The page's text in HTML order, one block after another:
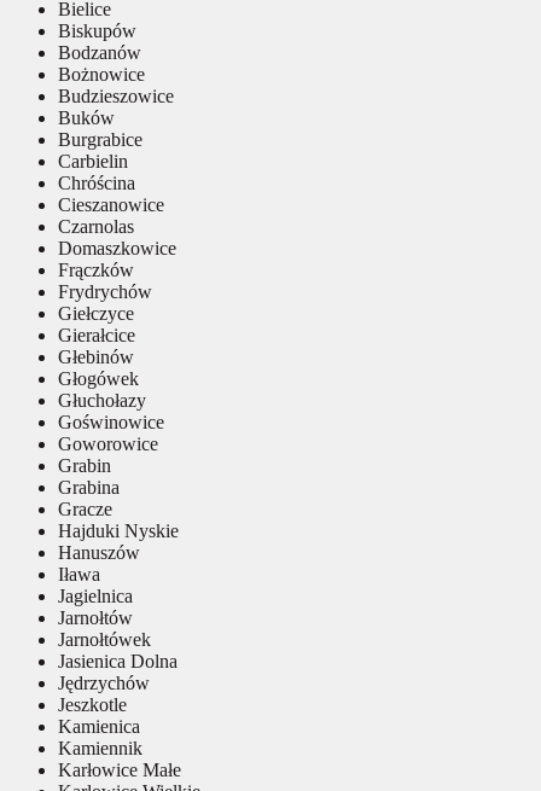
Bielice
Biskupów
Bodzanów
Bożnowice
Budzieszowice
Buków
Burgrabice
Carbielin
Chróścina
Cieszanowice
Czarnolas
Domaszkowice
Frączków
Frydrychów
Giełczyce
Gierałcice
Głebinów
Głogówek
Głuchołazy
Goświnowice
Goworowice
Grabin
Grabina
Gracze
Hajduki Nyskie
Hanuszów
Iława
Jagielnica
Jarnołtów
Jarnołtówek
Jasienica Dolna
Jędrzychów
Jeszkotle
Kamienica
Kamiennik
Karłowice Małe